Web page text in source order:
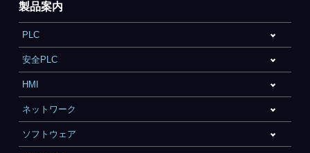
製品案内
PLC
安全PLC
HMI
ネットワーク
ソフトウェア